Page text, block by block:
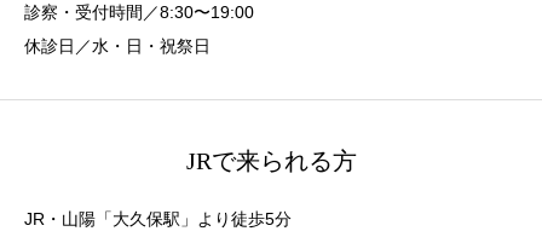
診察・受付時間／8:30〜19:00
休診日／水・日・祝祭日
JRで来られる方
JR・山陽「大久保駅」より徒歩5分